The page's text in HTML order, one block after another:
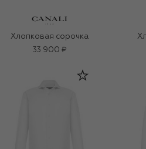
Хлопковая сорочка
33 900 ₽